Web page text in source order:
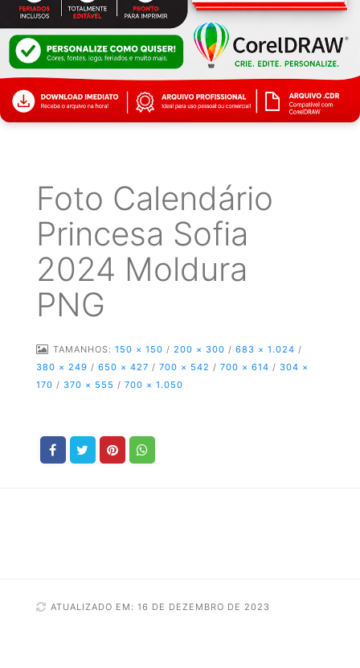
Foto Calendário
Princesa Sofia
2024 Moldura
PNG
TAMANHOS: 150 × 150 / 200 × 300 / 683 × 1.024 /
380 × 249 / 650 × 427 / 700 × 542 / 700 × 614 / 304 ×
170 / 370 × 555 / 700 × 1.050
ATUALIZADO EM: 16 DE DEZEMBRO DE 2023